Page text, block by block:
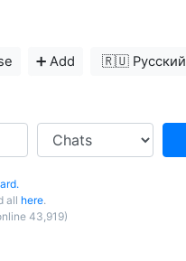
➕ Add 🇷🇺 Русский
all here.
43,919)